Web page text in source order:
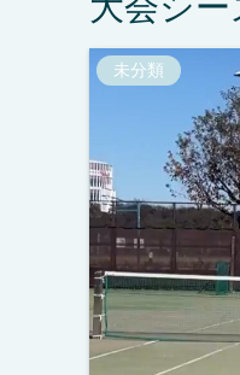
未分類